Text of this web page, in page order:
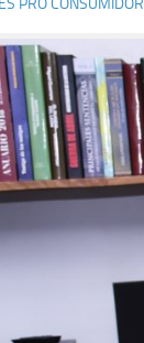
PRO CONSUMIDOR